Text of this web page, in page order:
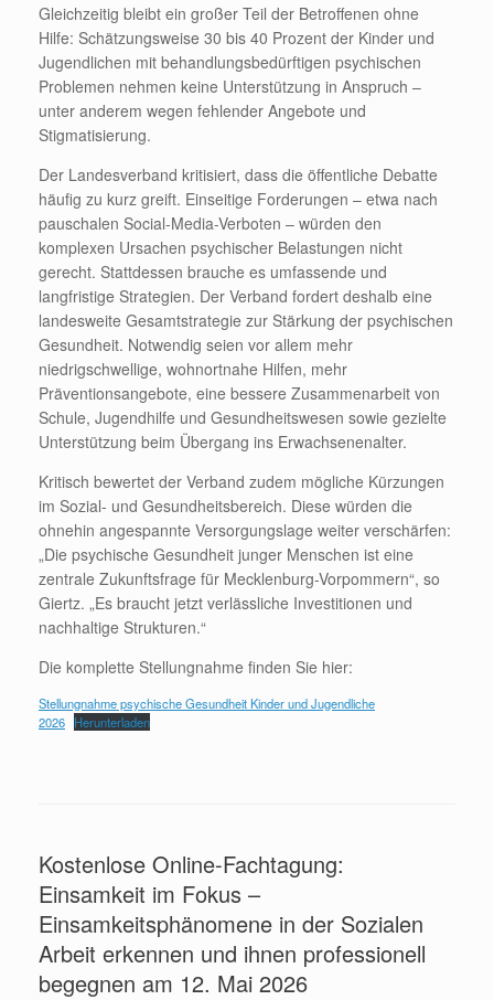
Gleichzeitig bleibt ein großer Teil der Betroffenen ohne
Hilfe: Schätzungsweise 30 bis 40 Prozent der Kinder und
Jugendlichen mit behandlungsbedürftigen psychischen
Problemen nehmen keine Unterstützung in Anspruch –
unter anderem wegen fehlender Angebote und
Stigmatisierung.
Der Landesverband kritisiert, dass die öffentliche Debatte
häufig zu kurz greift. Einseitige Forderungen – etwa nach
pauschalen Social-Media-Verboten – würden den
komplexen Ursachen psychischer Belastungen nicht
gerecht. Stattdessen brauche es umfassende und
langfristige Strategien. Der Verband fordert deshalb eine
landesweite Gesamtstrategie zur Stärkung der psychischen
Gesundheit. Notwendig seien vor allem mehr
niedrigschwellige, wohnortnahe Hilfen, mehr
Präventionsangebote, eine bessere Zusammenarbeit von
Schule, Jugendhilfe und Gesundheitswesen sowie gezielte
Unterstützung beim Übergang ins Erwachsenenalter.
Kritisch bewertet der Verband zudem mögliche Kürzungen
im Sozial- und Gesundheitsbereich. Diese würden die
ohnehin angespannte Versorgungslage weiter verschärfen:
„Die psychische Gesundheit junger Menschen ist eine
zentrale Zukunftsfrage für Mecklenburg-Vorpommern“, so
Giertz. „Es braucht jetzt verlässliche Investitionen und
nachhaltige Strukturen.“
Die komplette Stellungnahme finden Sie hier:
Stellungnahme psychische Gesundheit Kinder und Jugendliche
2026 Herunterladen
Kostenlose Online-Fachtagung:
Einsamkeit im Fokus –
Einsamkeitsphänomene in der Sozialen
Arbeit erkennen und ihnen professionell
begegnen am 12. Mai 2026